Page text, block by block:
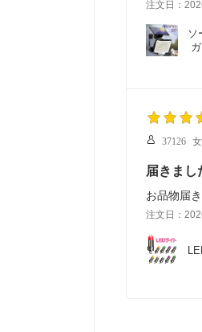
注文日：
ソ
37126
届きまし
お品物届
注文日：